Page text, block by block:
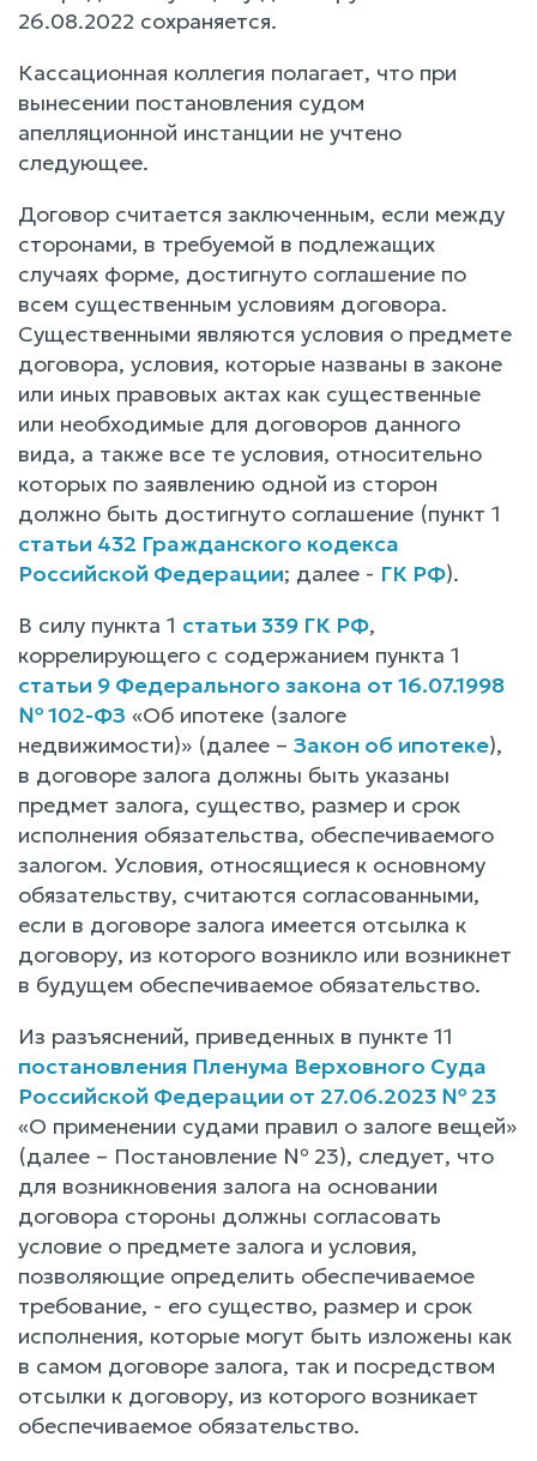
26.08.2022 сохраняется.
Кассационная коллегия полагает, что при
вынесении постановления судом
апелляционной инстанции не учтено
следующее.
Договор считается заключенным, если между
сторонами, в требуемой в подлежащих
случаях форме, достигнуто соглашение по
всем существенным условиям договора.
Существенными являются условия о предмете
договора, условия, которые названы в законе
или иных правовых актах как существенные
или необходимые для договоров данного
вида, а также все те условия, относительно
которых по заявлению одной из сторон
должно быть достигнуто соглашение (пункт 1
статьи 432 Гражданского кодекса
Российской Федерации; далее - ГК РФ).
В силу пункта 1 статьи 339 ГК РФ,
коррелирующего с содержанием пункта 1
статьи 9 Федерального закона от 16.07.1998
№ 102-ФЗ «Об ипотеке (залоге
недвижимости)» (далее – Закон об ипотеке),
в договоре залога должны быть указаны
предмет залога, существо, размер и срок
исполнения обязательства, обеспечиваемого
залогом. Условия, относящиеся к основному
обязательству, считаются согласованными,
если в договоре залога имеется отсылка к
договору, из которого возникло или возникнет
в будущем обеспечиваемое обязательство.
Из разъяснений, приведенных в пункте 11
постановления Пленума Верховного Суда
Российской Федерации от 27.06.2023 № 23
«О применении судами правил о залоге вещей»
(далее – Постановление № 23), следует, что
для возникновения залога на основании
договора стороны должны согласовать
условие о предмете залога и условия,
позволяющие определить обеспечиваемое
требование, - его существо, размер и срок
исполнения, которые могут быть изложены как
в самом договоре залога, так и посредством
отсылки к договору, из которого возникает
обеспечиваемое обязательство.